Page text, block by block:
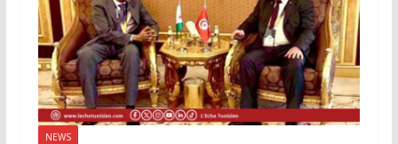
NEWS